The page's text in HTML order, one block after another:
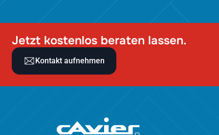
Jetzt kostenlos beraten lassen.
Kontakt aufnehmen